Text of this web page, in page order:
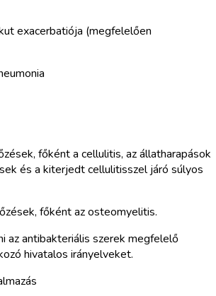
exacerbatiója (megfelelően
főként a cellulitis, az állatharapások
és a kiterjedt cellulitisszel járó súlyos
főként az osteomyelitis.
az antibakteriális szerek megfelelő
hivatalos irányelveket.